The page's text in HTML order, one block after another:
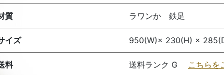
質 ラワンか 鉄足
イズ 950(W)× 230(H) ×
料 送料ランク G こちらを